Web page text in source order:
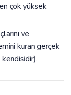
çok yüksek
ve
kuran gerçek